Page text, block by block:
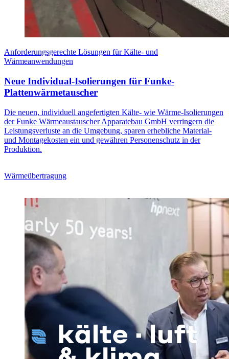
Anforderungsgerechte Lösungen für Kälte- und
Wärmeanwendungen
Neue Individual-Isolierungen für Funke-
Plattenwärmetauscher
Die neuen, individuell angefertigten Kälte- wie Wärme-Isolierungen
der Funke Wärmeaustauscher Apparatebau GmbH verringern die
Leistungsverluste an die Umgebung, sparen erhebliche Material-
und Montagekosten ein und gewähren Personenschutz in der
Produktion.
Wärmeübertragung